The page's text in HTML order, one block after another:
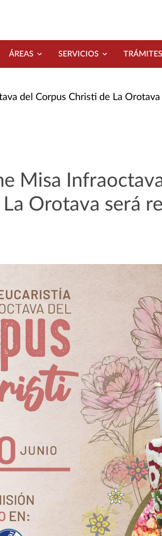
ÁREAS SERVICIOS TRÁMITES
Christi de La Orotava Será Retransmitida En
Misa
Orotava será